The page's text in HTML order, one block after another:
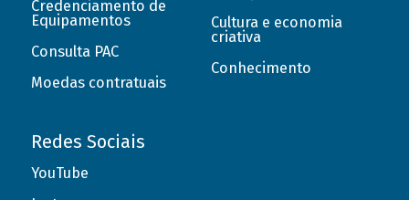
Credenciamento de
Equipamentos
Consulta PAC
Moedas contratuais
Cultura e economia
criativa
Conhecimento
Redes Sociais
YouTube